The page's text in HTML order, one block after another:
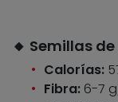
🔸 Semillas
Calorías:
Fibra: 6-7